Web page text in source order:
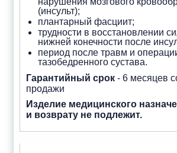
(инсульт);
плантарный фасциит;
трудности в восстановлении
нижней конечности после
период после травм и
тазобедренного сустава.
Гарантийный срок - 6 месяцев
продажи
Изделие медицинского
и возврату не подлежит.